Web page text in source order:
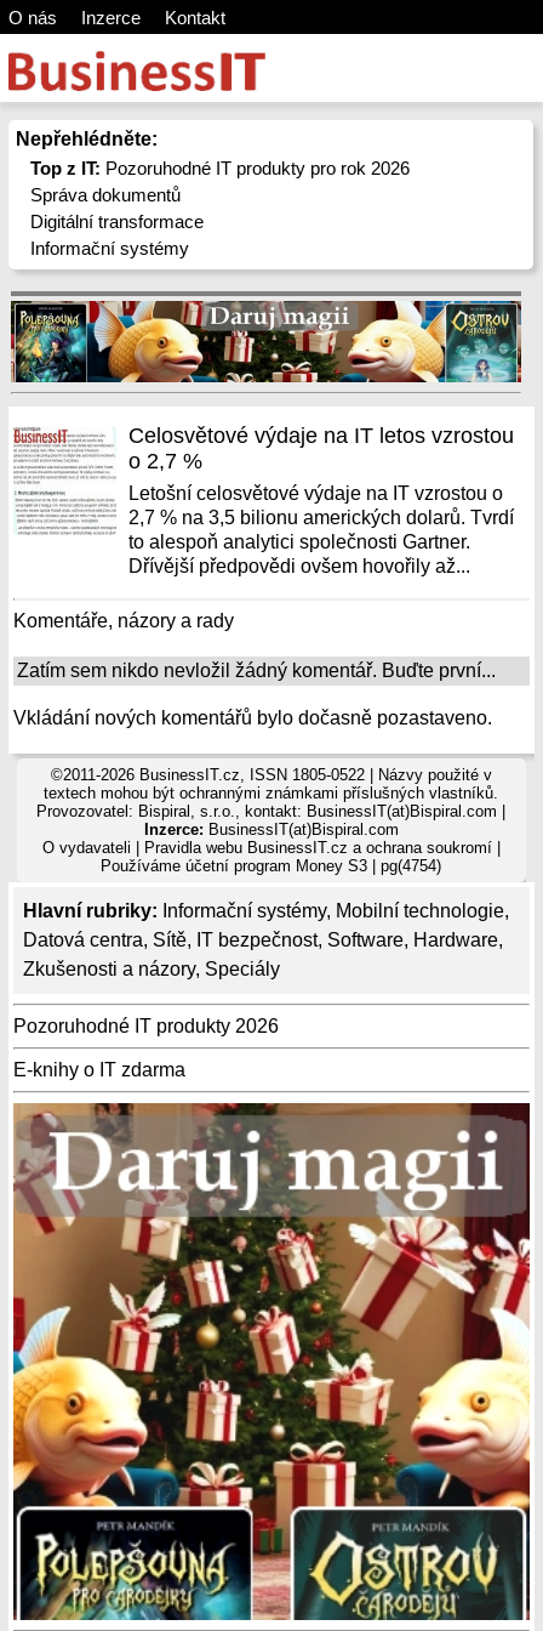
O nás Inzerce Kontakt
Nepřehlédněte:
Top z IT: Pozoruhodné IT produkty pro rok 2026
Správa dokumentů
Digitální transformace
Informační systémy
Hlavní rubriky: Informační systémy, Mobilní technologie,
Datová centra, Sítě, IT bezpečnost, Software, Hardware,
Zkušenosti a názory, Speciály
Pozoruhodné IT produkty 2026
E-knihy o IT zdarma
Celosvětové výdaje na IT letos vzrostou
o 2,7 %
Letošní celosvětové výdaje na IT vzrostou o
2,7 % na 3,5 bilionu amerických dolarů. Tvrdí
to alespoň analytici společnosti Gartner.
Dřívější předpovědi ovšem hovořily až...
Komentáře, názory a rady
Zatím sem nikdo nevložil žádný komentář. Buďte první...
Vkládání nových komentářů bylo dočasně pozastaveno.
©2011-2026 BusinessIT.cz, ISSN 1805-0522 | Názvy použité v
textech mohou být ochrannými známkami příslušných vlastníků.
Provozovatel: Bispiral, s.r.o., kontakt: BusinessIT(at)Bispiral.com |
Inzerce: BusinessIT(at)Bispiral.com
O vydavateli
Pravidla webu BusinessIT.cz a ochrana soukromí|
Používámeúčetní program Money S3 | pg(4754)